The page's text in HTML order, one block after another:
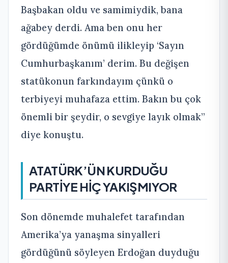
Başbakan oldu ve samimiydik, bana
ağabey derdi. Ama ben onu her
gördüğümde önümü ilikleyip ‘Sayın
Cumhurbaşkanım’ derim. Bu değişen
statükonun farkındayım çünkü o
terbiyeyi muhafaza ettim. Bakın bu çok
önemli bir şeydir, o sevgiye layık olmak”
diye konuştu.
ATATÜRK’ÜN KURDUĞU
PARTİYE HİÇ YAKIŞMIYOR
Son dönemde muhalefet tarafından
Amerika’ya yanaşma sinyalleri
gördüğünü söyleyen Erdoğan duyduğu